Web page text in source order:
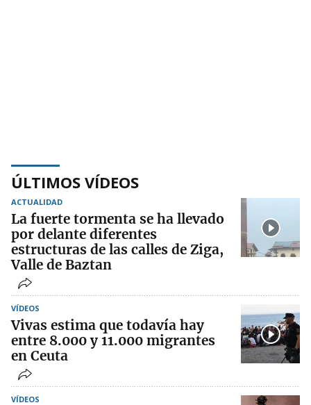
ÚLTIMOS VÍDEOS
ACTUALIDAD
La fuerte tormenta se ha llevado
por delante diferentes
estructuras de las calles de Ziga,
Valle de Baztan
VÍDEOS
Vivas estima que todavía hay
entre 8.000 y 11.000 migrantes
en Ceuta
VÍDEOS